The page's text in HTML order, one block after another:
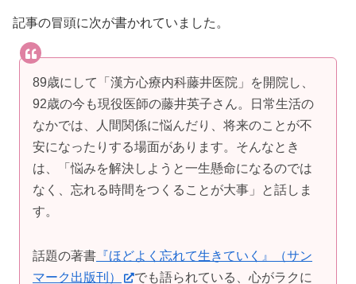
記事の冒頭に次が書かれていました。
89歳にして「漢方心療内科藤井医院」を開院し、
92歳の今も現役医師の藤井英子さん。日常生活の
なかでは、人間関係に悩んだり、将来のことが不
安になったりする場面があります。そんなとき
は、「悩みを解決しようと一生懸命になるのでは
なく、忘れる時間をつくることが大事」と話しま
す。
話題の著書 『ほどよく忘れて生きていく』（サン
マーク出版刊）
でも語られている、心がラクに